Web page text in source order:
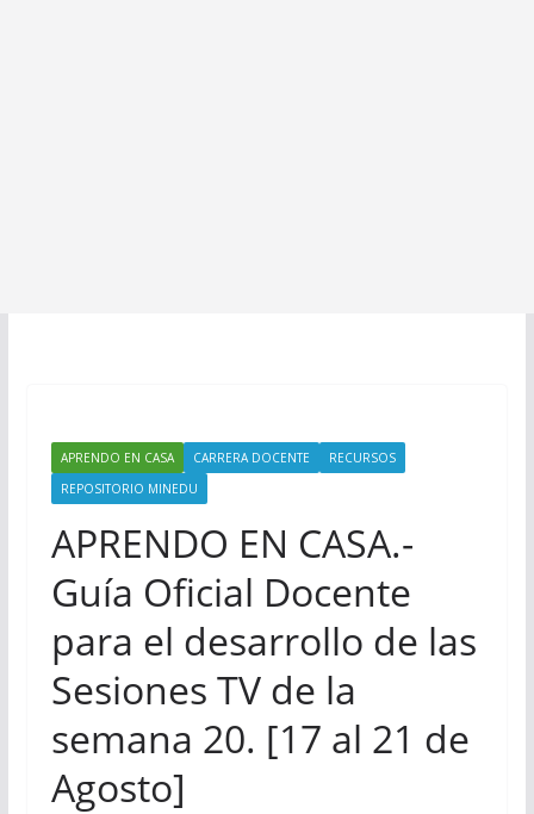
APRENDO EN CASA CARRERA DOCENTE
RECURSOS
REPOSITORIO MINEDU
APRENDO EN CASA.-
Guía Oficial Docente
para el desarrollo de las
Sesiones TV de la
semana 20. [17 al 21 de
Agosto]